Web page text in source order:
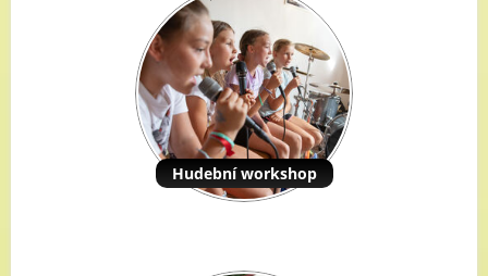
Hudební workshop